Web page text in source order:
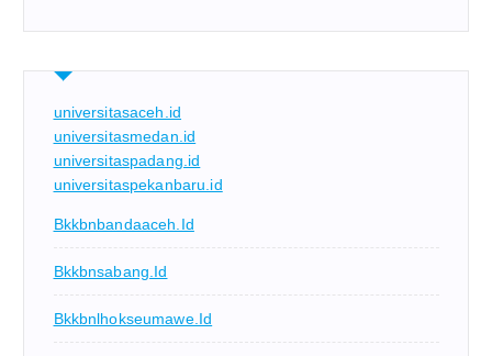
universitasaceh.id
universitasmedan.id
universitaspadang.id
universitaspekanbaru.id
Bkkbnbandaaceh.id
Bkkbnsabang.id
Bkkbnlhokseumawe.id